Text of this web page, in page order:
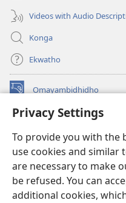
Privacy Settings
To provide you with the
use cookies and similar
are necessary to make
be refused. You can
additional cookies,
Videos with Audio
Konga
Ekwatho
Omayambidhidho
(patulula
epandja
epe)
ONGULUMAMBO
epandja
epe)
JW Hub ®
(patulula
epandja
epe)
Opolohalama yo-JW